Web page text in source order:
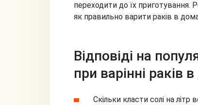
переходити до їх приготування.
як правильно варити раків в
Відповіді на
при варінні раків
Скільки класти солі на